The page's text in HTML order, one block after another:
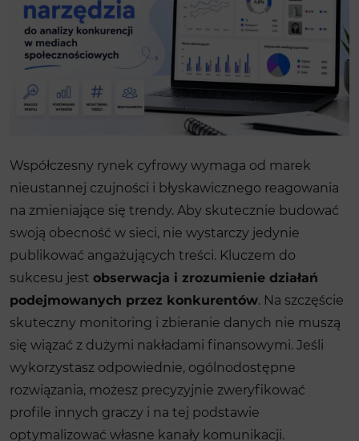
Współczesny rynek cyfrowy wymaga od marek
nieustannej czujności i błyskawicznego reagowania
na zmieniające się trendy. Aby skutecznie budować
swoją obecność w sieci, nie wystarczy jedynie
publikować angażujących treści. Kluczem do
sukcesu jest obserwacja i zrozumienie działań
podejmowanych przez konkurentów. Na szczęście
skuteczny monitoring i zbieranie danych nie muszą
się wiązać z dużymi nakładami finansowymi. Jeśli
wykorzystasz odpowiednie, ogólnodostępne
rozwiązania, możesz precyzyjnie zweryfikować
profile innych graczy i na tej podstawie
optymalizować własne kanały komunikacji.